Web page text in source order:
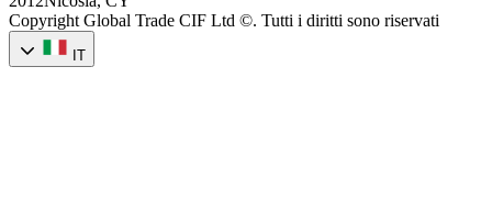
Copyright Global Trade CIF Ltd ©. Tutti i diritti sono riservati
IT